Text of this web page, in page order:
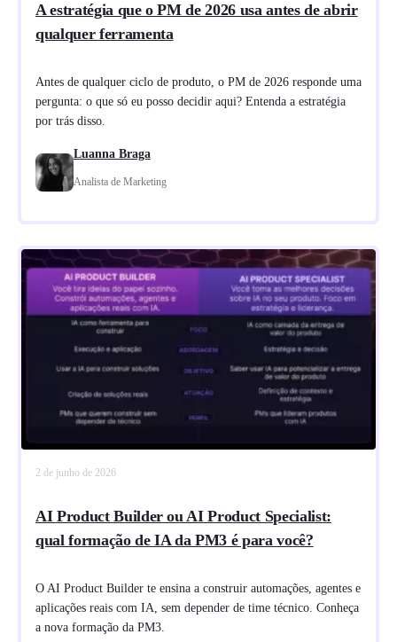
A estratégia que o PM de 2026 usa antes de abrir
qualquer ferramenta
Antes de qualquer ciclo de produto, o PM de 2026 responde uma
pergunta: o que só eu posso decidir aqui? Entenda a estratégia
por trás disso.
Luanna Braga
Analista de Marketing
2 de junho de 2026
AI Product Builder ou AI Product Specialist:
qual formação de IA da PM3 é para você?
O AI Product Builder te ensina a construir automações, agentes e
aplicações reais com IA, sem depender de time técnico. Conheça
a nova formação da PM3.